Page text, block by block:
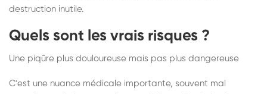
destruction inutile.
Quels sont les vrais risques ?
Une piqûre plus douloureuse mais pas plus dangereuse
C'est une nuance médicale importante, souvent mal